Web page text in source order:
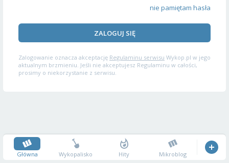
nie pamiętam hasła
ZALOGUJ SIĘ
Zalogowanie oznacza akceptację Regulaminu serwisu Wykop.pl w jego
aktualnym brzmieniu. Jeśli nie akceptujesz Regulaminu w całości,
prosimy o niekorzystanie z serwisu.
Główna Wykopalisko Hity Mikroblog